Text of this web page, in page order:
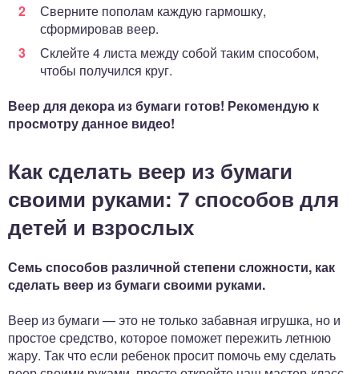
Сверните пополам каждую гармошку,
сформировав веер.
Склейте 4 листа между собой таким способом,
чтобы получился круг.
Веер для декора из бумаги готов! Рекомендую к
просмотру данное видео!
Как сделать веер из бумаги
своими руками: 7 способов для
детей и взрослых
Семь способов различной степени сложности, как
сделать веер из бумаги своими руками.
Веер из бумаги — это не только забавная игрушка, но и
простое средство, которое поможет пережить летнюю
жару. Так что если ребенок просит помочь ему сделать